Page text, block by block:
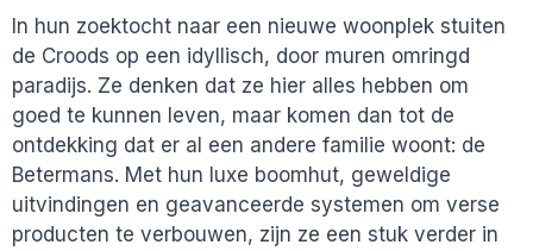
In hun zoektocht naar een nieuwe woonplek stuiten
de Croods op een idyllisch, door muren omringd
paradijs. Ze denken dat ze hier alles hebben om
goed te kunnen leven, maar komen dan tot de
ontdekking dat er al een andere familie woont: de
Betermans. Met hun luxe boomhut, geweldige
uitvindingen en geavanceerde systemen om verse
producten te verbouwen, zijn ze een stuk verder in